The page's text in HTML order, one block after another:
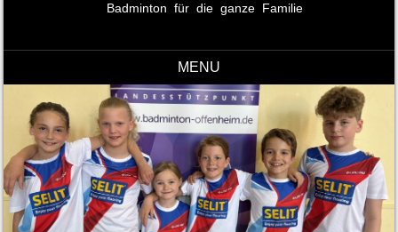
Badminton für die ganze Familie
MENU